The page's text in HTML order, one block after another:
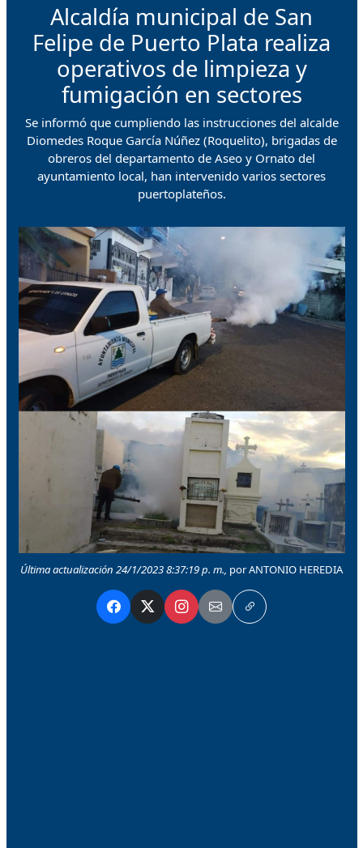
Alcaldía municipal de San
Felipe de Puerto Plata realiza
operativos de limpieza y
fumigación en sectores
Se informó que cumpliendo las instrucciones del alcalde
Diomedes Roque García Núñez (Roquelito), brigadas de
obreros del departamento de Aseo y Ornato del
ayuntamiento local, han intervenido varios sectores
puertoplateños.
Última actualización 24/1/2023 8:37:19 p. m., por ANTONIO HEREDIA